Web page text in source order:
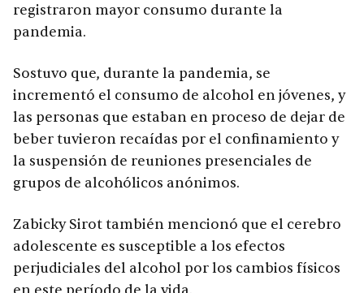
registraron mayor consumo durante la
pandemia.
Sostuvo que, durante la pandemia, se
incrementó el consumo de alcohol en jóvenes, y
las personas que estaban en proceso de dejar de
beber tuvieron recaídas por el confinamiento y
la suspensión de reuniones presenciales de
grupos de alcohólicos anónimos.
Zabicky Sirot también mencionó que el cerebro
adolescente es susceptible a los efectos
perjudiciales del alcohol por los cambios físicos